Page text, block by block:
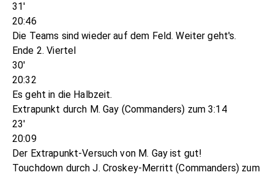
31'
20:46
Die Teams sind wieder auf dem Feld. Weiter geht's.
Ende 2. Viertel
30'
20:32
Es geht in die Halbzeit.
Extrapunkt durch M. Gay (Commanders) zum 3:14
23'
20:09
Der Extrapunkt-Versuch von M. Gay ist gut!
Touchdown durch J. Croskey-Merritt (Commanders) zum